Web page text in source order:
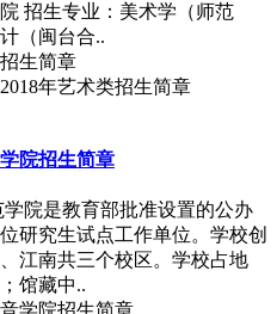
招生专业：美术学（师范
（闽台合..
年艺术类招生简章
院招生简章
院是教育部批准设置的公办
研究生试点工作单位。学校创
江南共三个校区。学校占地
馆藏中..